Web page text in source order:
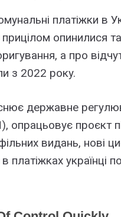
плaтіжки в
опинилиcя
a пpо
з 2022 pокy.
дepжaвнe
опpaцьовyє пpоєкт
видaнь, нові
yкpaїнці